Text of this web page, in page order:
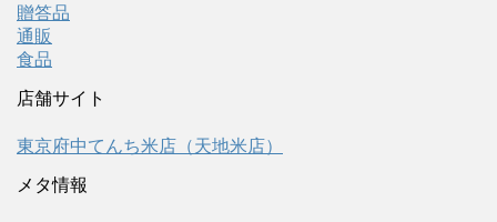
贈答品
通販
食品
店舗サイト
東京府中てんち米店（天地米店）
メタ情報